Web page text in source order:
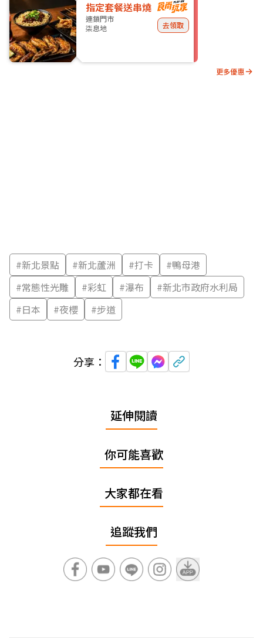
指定套餐送串燒
連鎖門市
柒息地
去領取
更多優惠
#新北景點 #新北蘆洲 #打卡 #鴨母港
#常態性光雕 #彩虹 #瀑布 #新北市政府水利局
#日本 #夜櫻 #步道
分享：
延伸閱讀
你可能喜歡
大家都在看
追蹤我們